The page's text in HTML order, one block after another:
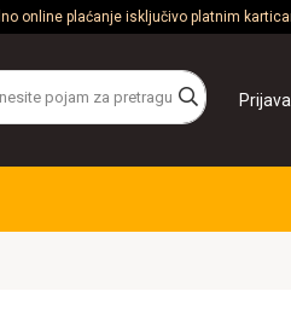
online plaćanje isključivo platnim
Prijava